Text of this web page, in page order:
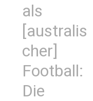
als
[australis
cher]
Football:
Die